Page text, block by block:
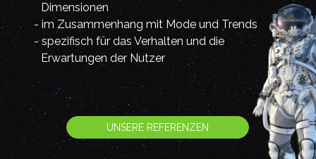
Dimensionen
im Zusammenhang mit Mode und Trends
spezifisch für das Verhalten und die
Erwartungen der Nutzer
UNSERE REFERENZEN